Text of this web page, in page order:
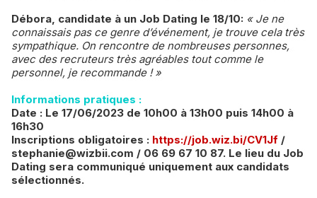
Débora, candidate à un Job Dating le 18/10: « Je ne
connaissais pas ce genre d’événement, je trouve cela très
sympathique. On rencontre de nombreuses personnes,
avec des recruteurs très agréables tout comme le
personnel, je recommande ! »
Informations pratiques :
Date : Le 17/06/2023 de 10h00 à 13h00 puis 14h00 à
16h30
Inscriptions obligatoires : https://job.wiz.bi/CV1Jf /
stephanie@wizbii.com / 06 69 67 10 87. Le lieu du Job
Dating sera communiqué uniquement aux candidats
sélectionnés.